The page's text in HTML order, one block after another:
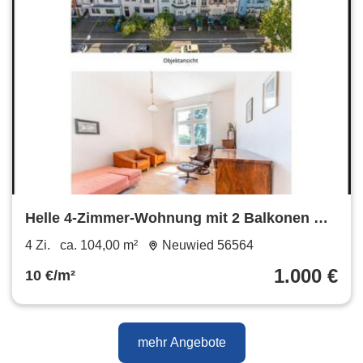
Helle 4-Zimmer-Wohnung mit 2 Balkonen &
Stellplatz in Bestlage
4 Zi. ca. 104,00 m² Neuwied 56564
10 €/m² 1.000 €
mehr Angebote